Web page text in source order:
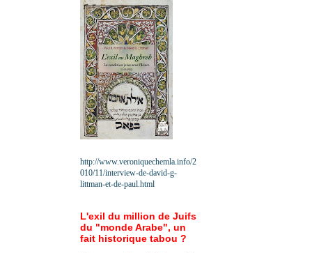
http://www.veroniquechemla.info/2
010/11/interview-de-david-g-
littman-et-de-paul.html
L'exil du million de Juifs
du "monde Arabe", un
fait historique tabou ?